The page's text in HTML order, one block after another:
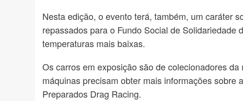
Nesta edição, o evento terá, também, um caráter
repassados para o Fundo Social de
temperaturas mais baixas.
Os carros em exposição são de colecionadores
máquinas precisam obter mais informações
Preparados Drag Racing.